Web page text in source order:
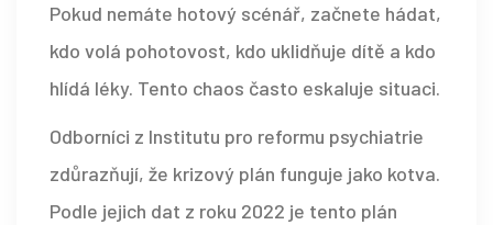
Pokud nemáte hotový scénář, začnete hádat,
kdo volá pohotovost, kdo uklidňuje dítě a kdo
hlídá léky. Tento chaos často eskaluje situaci.
Odborníci z Institutu pro reformu psychiatrie
zdůrazňují, že krizový plán funguje jako kotva.
Podle jejich dat z roku 2022 je tento plán